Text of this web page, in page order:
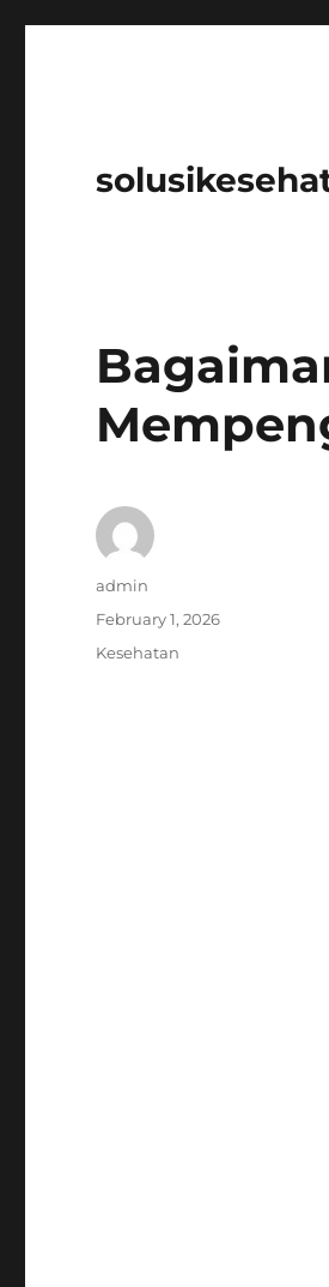
Author
admin
Posted
February 1, 2026
Categories
Kesehatan